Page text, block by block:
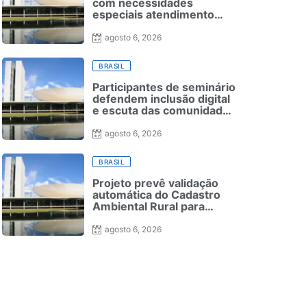
com necessidades
especiais atendimento
para ensino superior
agosto 6, 2026
BRASIL
Participantes de seminário
defendem inclusão digital
e escuta das comunidades
favelas
agosto 6, 2026
BRASIL
Projeto prevê validação
automática do Cadastro
Ambiental Rural para
agosto 6, 2026